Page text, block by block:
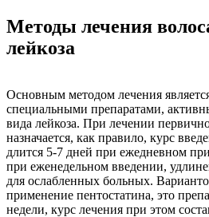
Методы лечения
лейкоза
Основным методом лечения
специальными препаратами,
вида лейкоза. При лечении
назначается, как правило, курс
длится 5-7 дней при ежедневном
при еженедельном введении,
для ослабленных больных.
применение пентостатина, это
недели, курс лечения при этом